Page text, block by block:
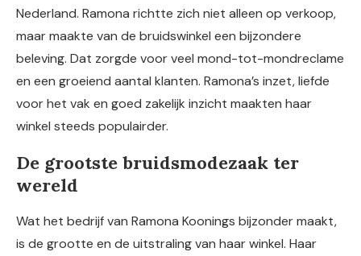
Nederland. Ramona richtte zich niet alleen op verkoop,
maar maakte van de bruidswinkel een bijzondere
beleving. Dat zorgde voor veel mond-tot-mondreclame
en een groeiend aantal klanten. Ramona’s inzet, liefde
voor het vak en goed zakelijk inzicht maakten haar
winkel steeds populairder.
De grootste bruidsmodezaak ter
wereld
Wat het bedrijf van Ramona Koonings bijzonder maakt,
is de grootte en de uitstraling van haar winkel. Haar